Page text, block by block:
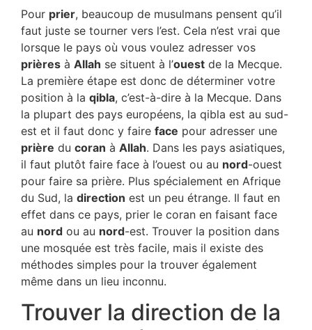
Pour prier, beaucoup de musulmans pensent qu’il
faut juste se tourner vers l’est. Cela n’est vrai que
lorsque le pays où vous voulez adresser vos
prières à Allah se situent à l’ouest de la Mecque.
La première étape est donc de déterminer votre
position à la qibla, c’est-à-dire à la Mecque. Dans
la plupart des pays européens, la qibla est au sud-
est et il faut donc y faire face pour adresser une
prière du coran à Allah. Dans les pays asiatiques,
il faut plutôt faire face à l’ouest ou au nord-ouest
pour faire sa prière. Plus spécialement en Afrique
du Sud, la direction est un peu étrange. Il faut en
effet dans ce pays, prier le coran en faisant face
au nord ou au nord-est. Trouver la position dans
une mosquée est très facile, mais il existe des
méthodes simples pour la trouver également
même dans un lieu inconnu.
Trouver la direction de la